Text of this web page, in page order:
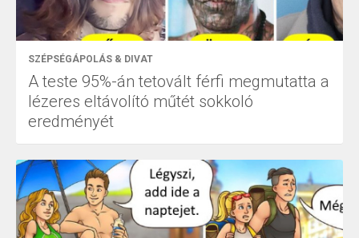
SZÉPSÉGÁPOLÁS & DIVAT
A teste 95%-án tetovált férfi megmutatta a
lézeres eltávolító műtét sokkoló
eredményét